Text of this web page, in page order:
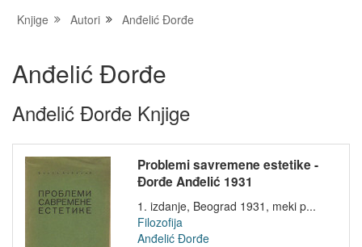
Knjige Autori Anđelić Đorđe
Anđelić Đorđe
Anđelić Đorđe Knjige
Problemi savremene estetike -
Đorđe Anđelić 1931
1. izdanje, Beograd 1931, meki p...
Filozofija
Anđelić Đorđe